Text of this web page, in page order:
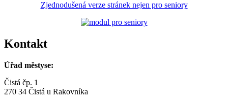
Zjednodušená verze stránek nejen pro seniory
Kontakt
Úřad městyse:
Čistá čp. 1
270 34 Čistá u Rakovníka